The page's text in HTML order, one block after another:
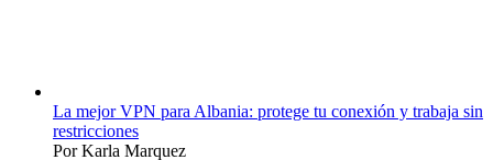
La mejor VPN para Albania: protege tu conexión y trabaja sin
restricciones
Por Karla Marquez